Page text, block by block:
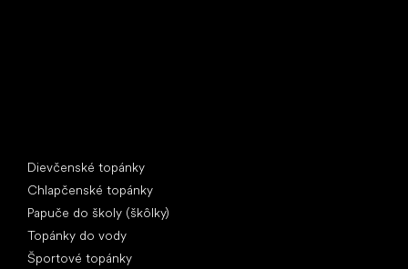
Dievčenské topánky
Chlapčenské topánky
Papuče do školy (škôlky)
Topánky do vody
Športové topánky